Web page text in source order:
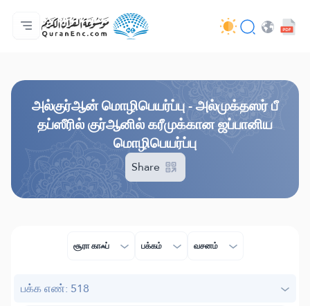
முகப்பு
மொழிபெயர்ப்பு அட்டவணை
Audio
வடிவமைப்போரின் பணிகள் - API
வேலைத் திட்டம் தொடர்பாக
எம்மோடு தொடர்புகொள்ள
மொழி
அல்குர்ஆன் மொழிபெயர்ப்பு - அல்முக்தஸர் பீ
தப்ஸீரில் குர்ஆனில் கரீமுக்கான ஜப்பானிய
மொழிபெயர்ப்பு
Share
சூரா காஃப் பக்கம் வசனம்
பக்க எண்: 518